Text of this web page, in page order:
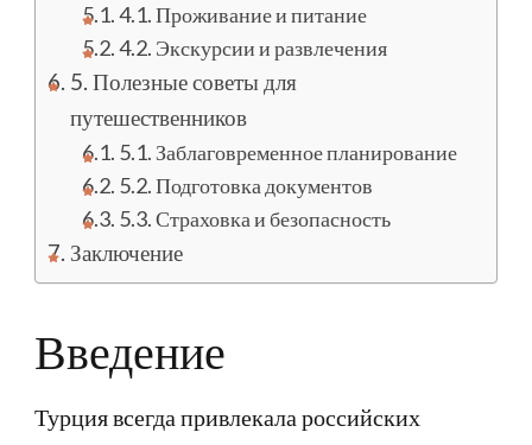
4.1. Проживание и питание
4.2. Экскурсии и развлечения
5. Полезные советы для
путешественников
5.1. Заблаговременное планирование
5.2. Подготовка документов
5.3. Страховка и безопасность
Заключение
Введение
Турция всегда привлекала российских